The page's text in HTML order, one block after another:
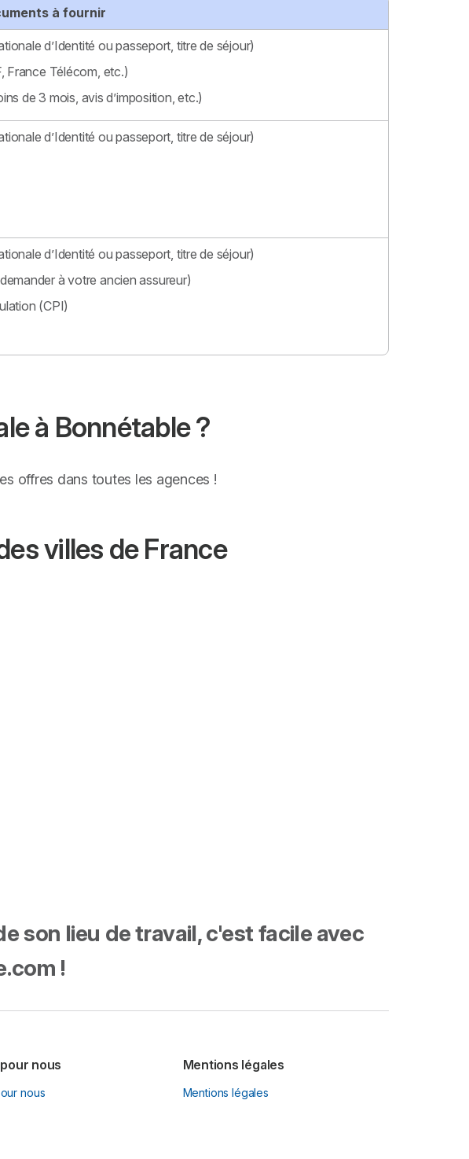
à fournir
d’Identité ou passeport, titre de séjour)
France Télécom, etc.)
de 3 mois, avis d’imposition, etc.)
d’Identité ou passeport, titre de séjour)
d’Identité ou passeport, titre de séjour)
à votre ancien assureur)
(CPI)
à Bonnétable ?
offres dans toutes les agences !
villes de France
son lieu de travail, c'est facile avec
!
nous
nous
Mentions légales
Mentions légales